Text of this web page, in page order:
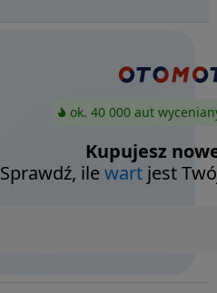
ok. 40 000 aut
Kupujesz
Sprawdź, ilewart jest